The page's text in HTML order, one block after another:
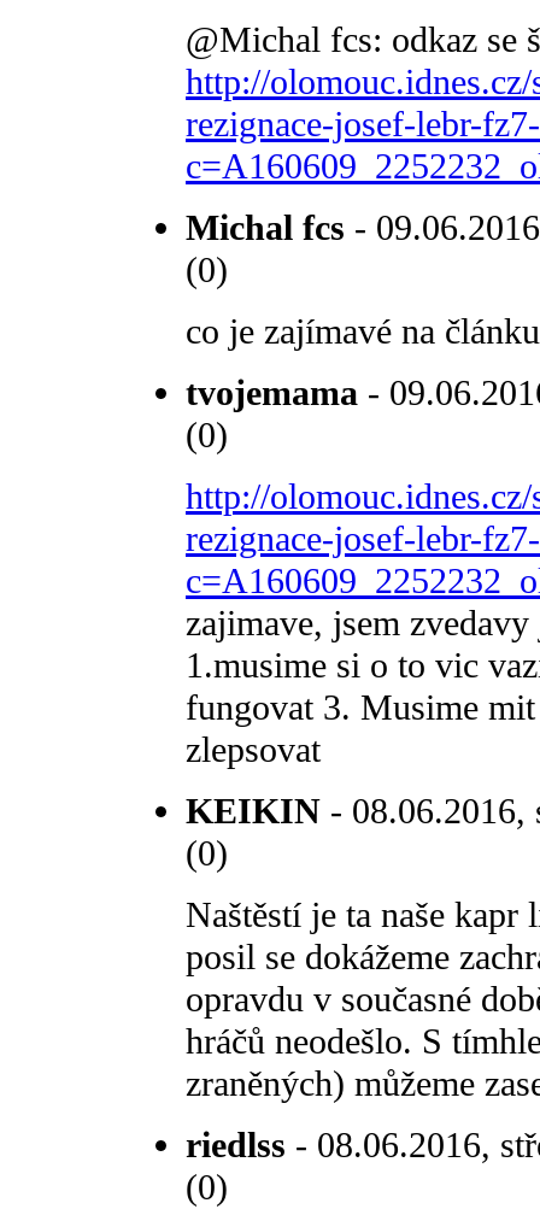
@Michal fcs: odkaz se
http://
rezignace-josef-lebr-
Michal fcs -
(0)
co je zajímavé na
tvojemama -
(0)
http://
rezignace-josef-lebr-
zajimave, jsem
1.musime si o to vic
fungovat 3. Musime mit
zlepsovat
KEIKIN - 08.06.2016,
(0)
Naštěstí je ta naše kapr
posil se dokážeme
opravdu v současné
hráčů neodešlo. S
zraněných) můžeme
riedlss - 08.06.2016,
(0)